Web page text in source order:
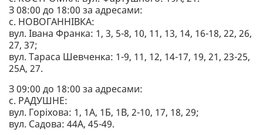
З 08:00 до 18:00 за адресами:
с. НОВОГАННІВКА:
вул. Івана Франка: 1, 3, 5-8, 10, 11, 13, 14, 16-18, 22, 26,
27, 37;
вул. Тараса Шевченка: 1-9, 11, 12, 14-17, 19, 21, 23-25,
25А, 27.
З 09:00 до 18:00 за адресами:
с. РАДУШНЕ:
вул. Горіхова: 1, 1А, 1Б, 1В, 2-10, 17, 18, 29;
вул. Садова: 44А, 45-49.